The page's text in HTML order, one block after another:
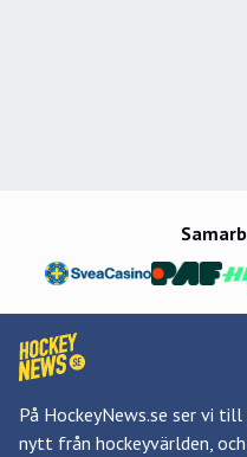
På HockeyNews.se ser vi
nytt från hockeyvärlden,